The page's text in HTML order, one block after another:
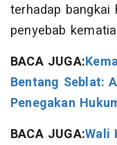
terhadap bangkai
penyebab
BACA JUGA:
Bentang Seblat:
Penegakan
BACA JUGA:Wali